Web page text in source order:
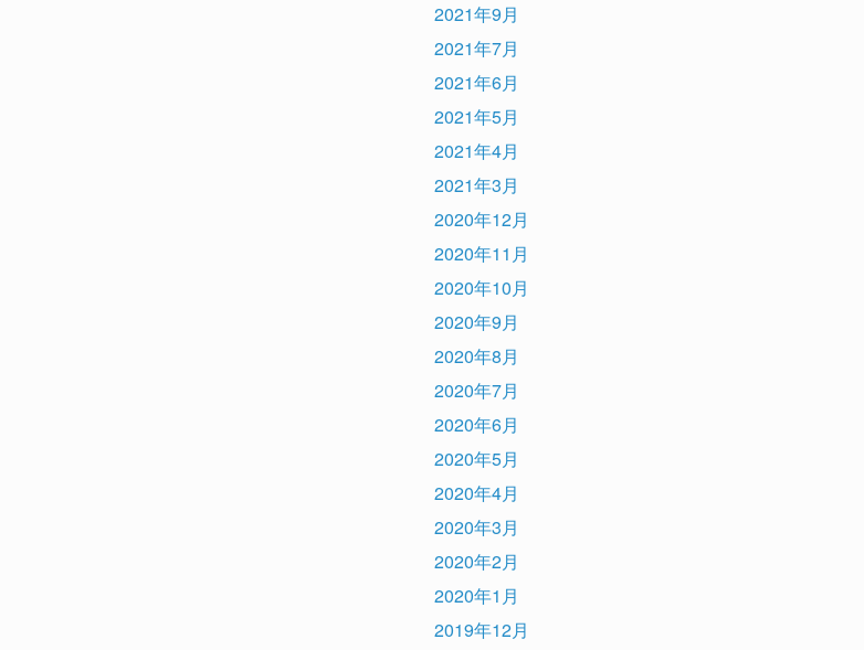
2021年9月
2021年7月
2021年6月
2021年5月
2021年4月
2021年3月
2020年12月
2020年11月
2020年10月
2020年9月
2020年8月
2020年7月
2020年6月
2020年5月
2020年4月
2020年3月
2020年2月
2020年1月
2019年12月